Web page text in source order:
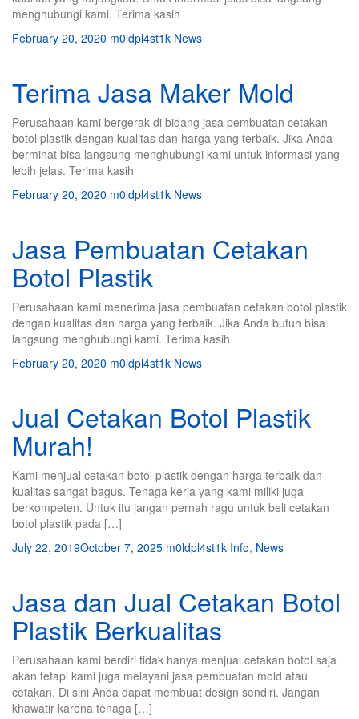
menghubungi kami. Terima kasih
February 20, 2020 m0ldpl4st1k News
Terima Jasa Maker Mold
Perusahaan kami bergerak di bidang jasa pembuatan cetakan
botol plastik dengan kualitas dan harga yang terbaik. Jika Anda
berminat bisa langsung menghubungi kami untuk informasi yang
lebih jelas. Terima kasih
February 20, 2020 m0ldpl4st1k News
Jasa Pembuatan Cetakan
Botol Plastik
Perusahaan kami menerima jasa pembuatan cetakan botol plastik
dengan kualitas dan harga yang terbaik. Jika Anda butuh bisa
langsung menghubungi kami. Terima kasih
February 20, 2020 m0ldpl4st1k News
Jual Cetakan Botol Plastik
Murah!
Kami menjual cetakan botol plastik dengan harga terbaik dan
kualitas sangat bagus. Tenaga kerja yang kami miliki juga
berkompeten. Untuk itu jangan pernah ragu untuk beli cetakan
botol plastik pada […]
July 22, 2019October 7, 2025 m0ldpl4st1k Info, News
Jasa dan Jual Cetakan Botol
Plastik Berkualitas
Perusahaan kami berdiri tidak hanya menjual cetakan botol saja
akan tetapi kami juga melayani jasa pembuatan mold atau
cetakan. Di sini Anda dapat membuat design sendiri. Jangan
khawatir karena tenaga […]